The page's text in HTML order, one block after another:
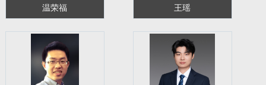
温荣福 王瑶